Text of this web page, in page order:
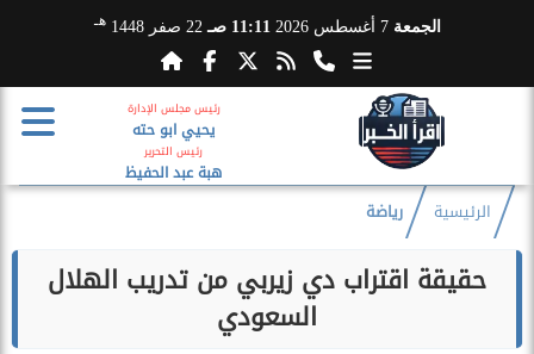
الجمعة 7 أغسطس 2026 11:11 صـ 22 صفر 1448 هـ
رئيس مجلس الإدارة
يحيي ابو حته
رئيس التحرير
هبة عبد الحفيظ
الرئيسية رياضة
حقيقة اقتراب دي زيربي من تدريب الهلال
السعودي